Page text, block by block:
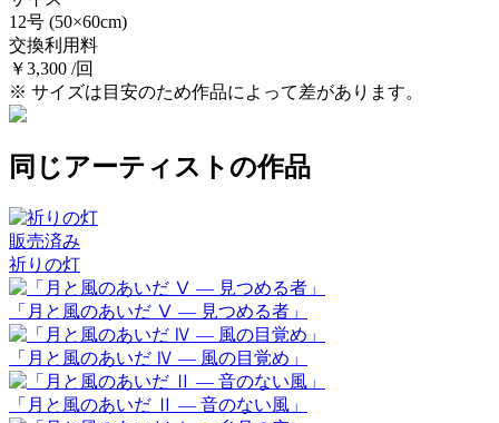
12号 (50×60cm)
交換利用料
￥3,300 /回
※ サイズは目安のため作品によって差があります。
同じアーティストの作品
販売済み
祈りの灯
「月と風のあいだ Ⅴ ― 見つめる者」
「月と風のあいだ Ⅳ ― 風の目覚め」
「月と風のあいだ Ⅱ ― 音のない風」